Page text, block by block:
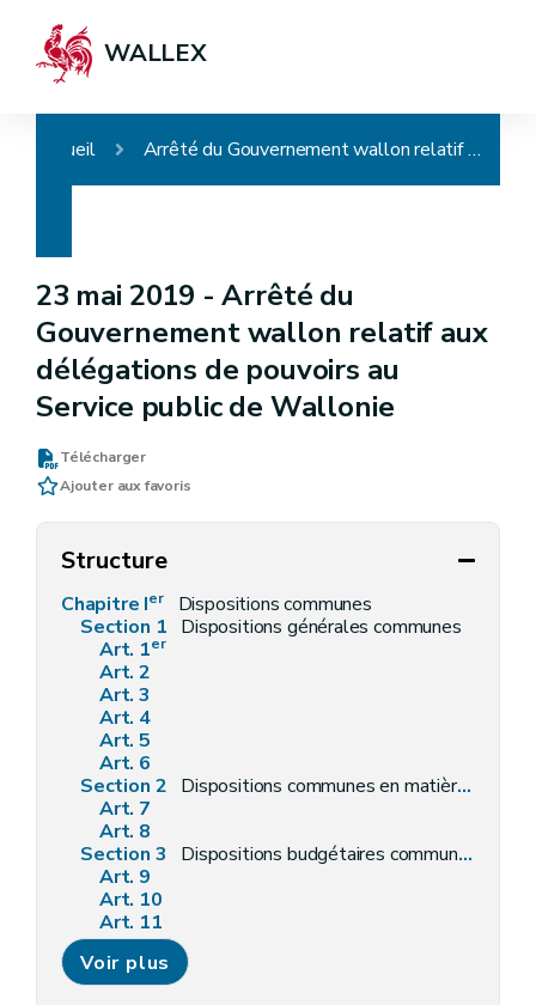
WALLEX
Accueil Arrêté du Gouvernement wallon relatif aux délégations de pouvoirs au Service public de Wallonie
23 mai 2019 -Arrêté du
Gouvernement wallon relatif aux
délégations de pouvoirs au
Service public de Wallonie
Télécharger
Ajouter aux favoris
Structure
Chapitre Ier
Dispositions communes
Section 1 Dispositions générales communes
Art. 1er
Art. 2
Art. 3
Art. 4
Art. 5
Art. 6
Section 2 Dispositions communes en matière de personnel
Art. 7
Art. 8
Section 3
Dispositions budgétaires communes
Art. 9
Art. 10
Art. 11
Art. 12
Art. 13
Art. 14
Voir plus